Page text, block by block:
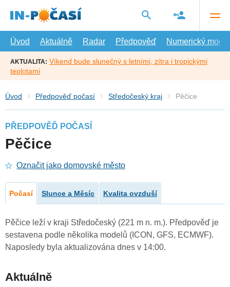
hlavní
Úvod
Aktuálně Radar Předpověď Numerický model
AKTUALITA: Víkend bude slunečný s letními, zítra i tropickými
teplotami
Úvod Předpověď počasí Středočeský kraj Pěčice
PŘEDPOVĚĎ POČASÍ
Pěčice
Označit jako domovské město
Počasí Slunce a Měsíc Kvalita ovzduší
Pěčice leží v kraji Středočeský (221 m n. m.). Předpověď je
sestavena podle několika modelů (ICON, GFS, ECMWF).
Naposledy byla aktualizována dnes v 14:00.
Aktuálně